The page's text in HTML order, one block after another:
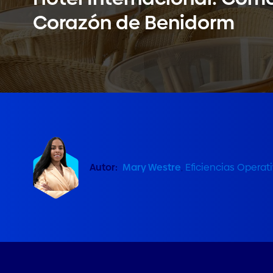
Corazón de Benidorm
Autor: Mary Westre, Eficiencias